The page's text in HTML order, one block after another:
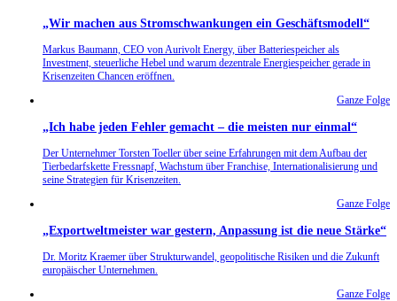
„Wir machen aus Stromschwankungen ein Geschäftsmodell“
Markus Baumann, CEO von Aurivolt Energy, über Batteriespeicher als
Investment, steuerliche Hebel und warum dezentrale Energiespeicher gerade in
Krisenzeiten Chancen eröffnen.
Ganze Folge
„Ich habe jeden Fehler gemacht – die meisten nur einmal“
Der Unternehmer Torsten Toeller über seine Erfahrungen mit dem Aufbau der
Tierbedarfskette Fressnapf, Wachstum über Franchise, Internationalisierung und
seine Strategien für Krisenzeiten.
Ganze Folge
„Exportweltmeister war gestern, Anpassung ist die neue Stärke“
Dr. Moritz Kraemer über Strukturwandel, geopolitische Risiken und die Zukunft
europäischer Unternehmen.
Ganze Folge